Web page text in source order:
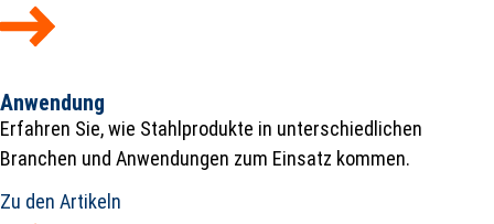
Anwendung
Erfahren Sie, wie Stahlprodukte in unterschiedlichen
Branchen und Anwendungen zum Einsatz kommen.
Zu den Artikeln